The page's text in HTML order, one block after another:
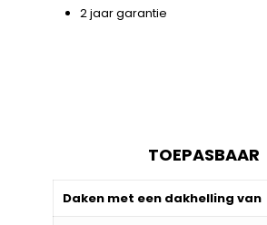
2 jaar garantie
TOEPASBAAR
Daken met een dakhelling van